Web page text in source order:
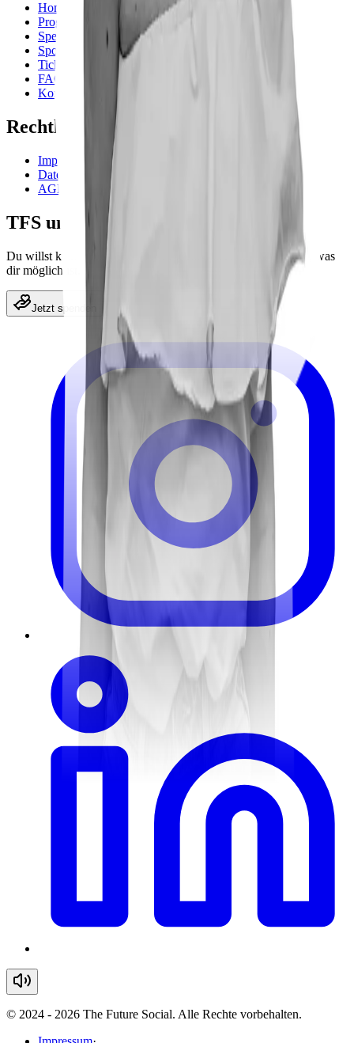
Home
Programm
Speaker
Sponsoren
Tickets
FAQ
Kontakt
Rechtliches
Impressum
Datenschutzerklärung
AGB
TFS unterstützen
Du willst kein Ticket, aber das Festival unterstützen? Spende, was
dir möglich ist.
Jetzt spenden
© 2024 - 2026 The Future Social. Alle Rechte vorbehalten.